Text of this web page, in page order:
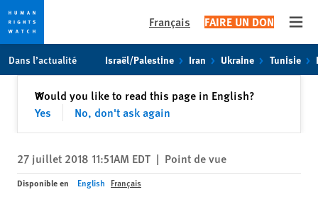
toto
content
Français FAIRE UN DON
Dans l’actualité Israël/Palestine Iran Ukraine Tunisie
Would you like to read this page in English?
Yes
No, don't ask again
✕Fermer
27 juillet 2018 11:51AM EDT | Point de vue
Disponible en English Français